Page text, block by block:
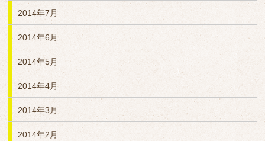
2014年7月
2014年6月
2014年5月
2014年4月
2014年3月
2014年2月